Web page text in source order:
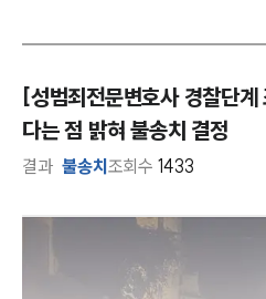
[성범죄전문변호사 경찰단
다는 점 밝혀 불송치 결정
결과 불송치 조회수 1433